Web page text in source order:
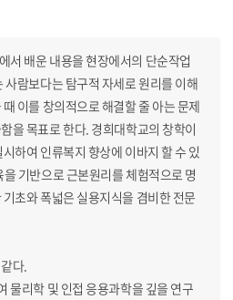
서 배운 내용을 현장에서의 단순작업
사람보다는 탐구적 자세로 원리를 이해
이를 창의적으로 해결할 줄 아는 문제
을 목표로 한다. 경희대학교의 창학이
하여 인류복지 향상에 이바지 할 수 있
기반으로 근본원리를 체험적으로 명
초와 폭넓은 실용지식을 겸비한 전문
다.
물리학 및 인접 응용과학을 깊을 연구